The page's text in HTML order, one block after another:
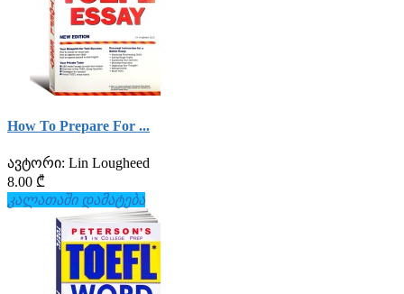
How To Prepare For ...
ავტორი: Lin Lougheed
8.00 ₾
კალათაში დამატება